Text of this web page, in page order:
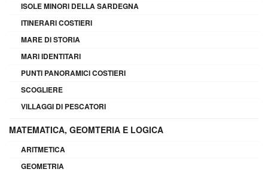
ISOLE MINORI DELLA SARDEGNA
ITINERARI COSTIERI
MARE DI STORIA
MARI IDENTITARI
PUNTI PANORAMICI COSTIERI
SCOGLIERE
VILLAGGI DI PESCATORI
MATEMATICA, GEOMTERIA E LOGICA
ARITMETICA
GEOMETRIA